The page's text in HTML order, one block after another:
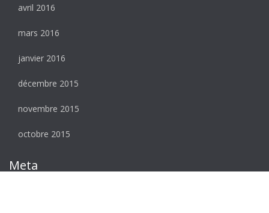
avril 2016
mars 2016
janvier 2016
décembre 2015
novembre 2015
octobre 2015
Meta